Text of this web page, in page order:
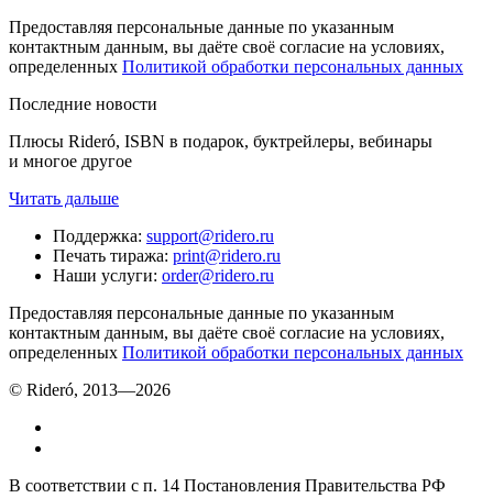
Предоставляя персональные данные по указанным
контактным данным, вы даёте своё согласие на условиях,
определенных Политикой обработки персональных данных
Последние новости
Плюсы Rideró, ISBN в подарок, буктрейлеры, вебинары
и многое другое
Читать дальше
Поддержка: support@ridero.ru
Печать тиража: print@ridero.ru
Наши услуги: order@ridero.ru
Предоставляя персональные данные по указанным
контактным данным, вы даёте своё согласие на условиях,
определенных Политикой обработки персональных данных
© Rideró, 2013—2026
В соответствии с п. 14 Постановления Правительства РФ